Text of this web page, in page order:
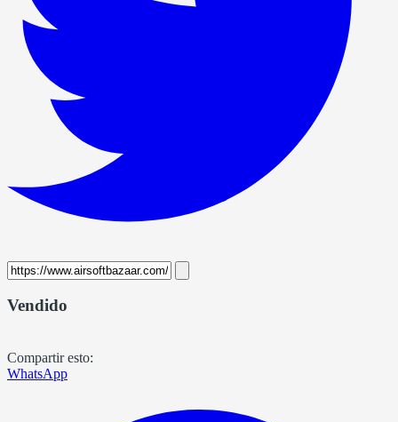
Vendido
Compartir esto:
WhatsApp